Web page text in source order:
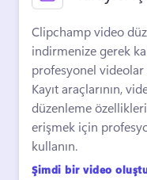
Clipchamp video
indirmenize gerek
Kayıt araçlarının,
düzenleme
erişmek için
kullanın.
Şimdi bir video